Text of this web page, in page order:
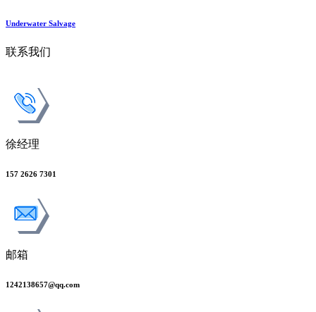
Underwater Salvage
联系我们
徐经理
157 2626 7301
邮箱
1242138657@qq.com